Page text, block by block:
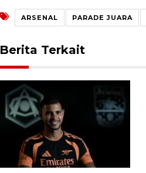
ARSENAL PARADE JUARA
Berita Terkait